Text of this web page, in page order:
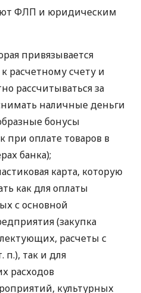
ФЛП и юридическим
привязывается
расчетному счету и
рассчитываться за
наличные деньги
бонусы
при оплате товаров в
банка);
карта, которую
как для оплаты
с основной
(закупка
расчеты с
п.), так и для
расходов
культурных